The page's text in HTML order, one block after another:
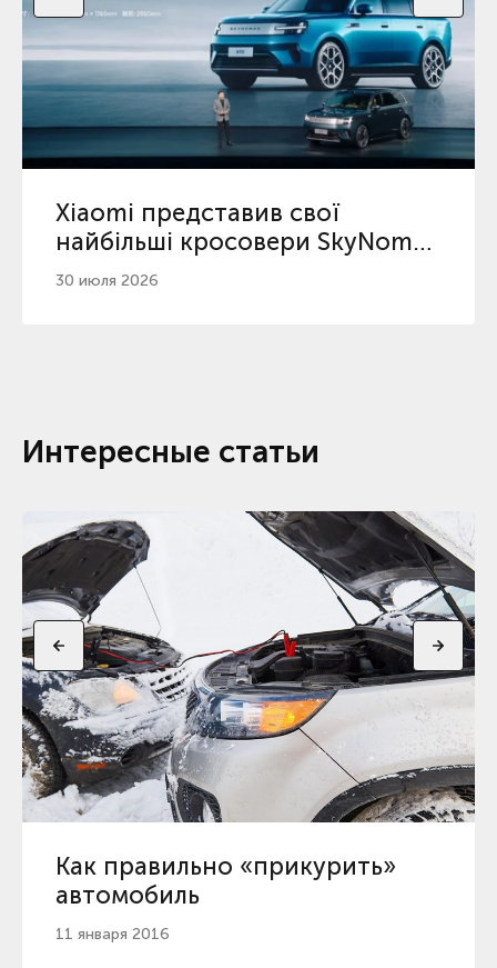
Xiaomi представив свої
найбільші кросовери SkyNomad
з максимальним пробігом
30 июля 2026
Интересные статьи
Как правильно «прикурить»
автомобиль
11 января 2016